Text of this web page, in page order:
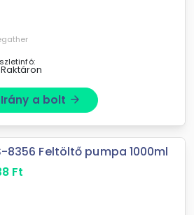
Raktáron
Irány a bolt arrow_forward
8356 Feltöltő pumpa 1000ml
Ft